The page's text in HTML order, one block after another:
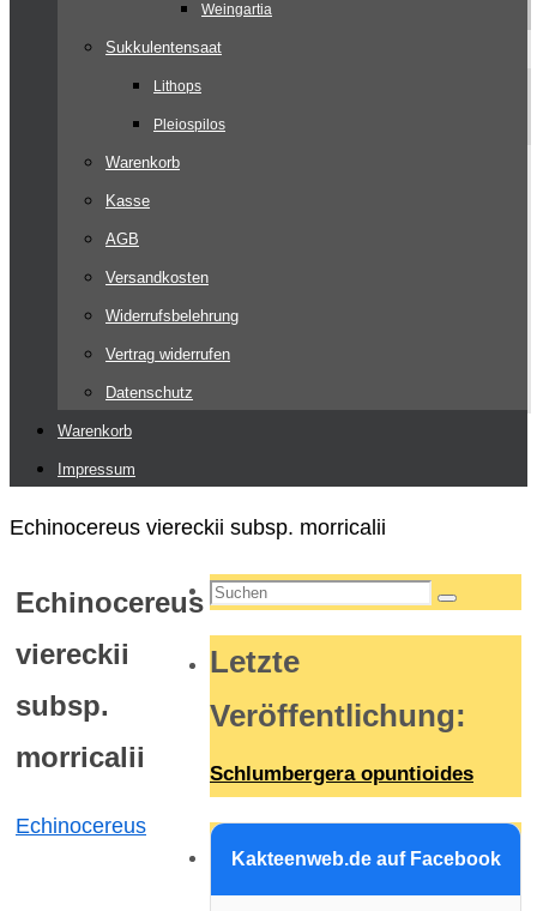
Weingartia
Sukkulentensaat
Lithops
Pleiospilos
Warenkorb
Kasse
AGB
Versandkosten
Widerrufsbelehrung
Vertrag widerrufen
Datenschutz
Warenkorb
Impressum
Start
Echinocereus viereckii subsp. morricalii
Echinocereus
viereckii
subsp.
morricalii
Echinocereus
Suchen
Suchen
Letzte
Veröffentlichung:
Schlumbergera opuntioides
Kakteenweb.de auf Facebook